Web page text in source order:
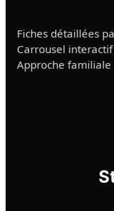
Fiches détaillées
Carrousel
Approche